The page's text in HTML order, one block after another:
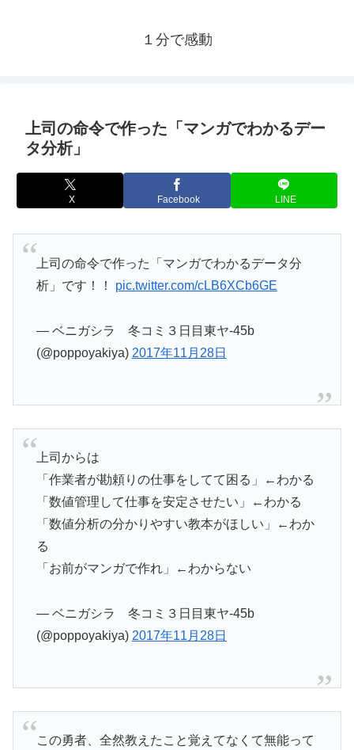
１分で感動
上司の命令で作った「マンガでわかるデー
タ分析」
X Facebook LINE
上司の命令で作った「マンガでわかるデータ分
析」です！！ pic.twitter.com/cLB6XCb6GE
— ベニガシラ 冬コミ３日目東ヤ-45b
(@poppoyakiya) 2017年11月28日
上司からは
「作業者が勘頼りの仕事をしてて困る」←わかる
「数値管理して仕事を安定させたい」←わかる
「数値分析の分かりやすい教本がほしい」←わか
る
「お前がマンガで作れ」←わからない
— ベニガシラ 冬コミ３日目東ヤ-45b
(@poppoyakiya) 2017年11月28日
この勇者、全然教えたこと覚えてなくて無能って